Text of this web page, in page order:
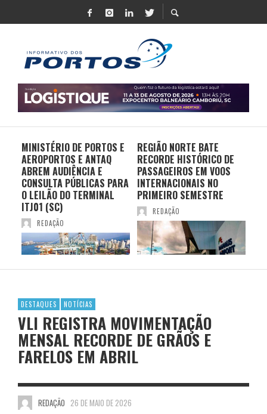
MINISTÉRIO DE PORTOS E
AEROPORTOS E ANTAQ
ABREM AUDIÊNCIA E
CONSULTA PÚBLICAS PARA
O LEILÃO DO TERMINAL
ITJ01 (SC)
REDAÇÃO
REGIÃO NORTE BATE
RECORDE HISTÓRICO DE
PASSAGEIROS EM VOOS
INTERNACIONAIS NO
PRIMEIRO SEMESTRE
REDAÇÃO
DESTAQUES NOTÍCIAS
VLI REGISTRA MOVIMENTAÇÃO
MENSAL RECORDE DE GRÃOS E
FARELOS EM ABRIL
REDAÇÃO 26 DE MAIO DE 2026